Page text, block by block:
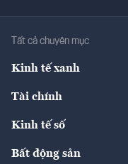
Tất cả chuyên mục
Kinh tế xanh
Diễn đàn
Tài chính
Ngân hàng
Kinh tế số
Sản phẩm - Thị trường
Bất động sản